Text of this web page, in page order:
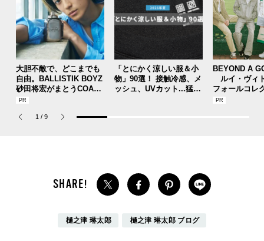
大胆不敵で、どこまでも
自由。BALLISTIK BOYZ
砂田将宏がまとうCOACH
の新作フレグランス「コ
パルファム」
「とにかく涼しい服＆小
物」90選！ 接触冷感、メ
ッシュ、UVカット...猛暑
BEYOND A
ルイ・ヴィ
フォールコレ
描くプレッピ
1 / 9
樋之津 琳太郎 樋之津 琳太郎 ブログ